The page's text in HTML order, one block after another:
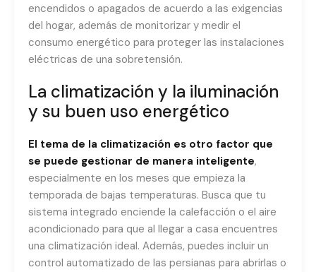
encendidos o apagados de acuerdo a las exigencias
del hogar, además de monitorizar y medir el
consumo energético para proteger las instalaciones
eléctricas de una sobretensión.
La climatización y la iluminación
y su buen uso energético
El tema de la climatización es otro factor que
se puede gestionar de manera inteligente,
especialmente en los meses que empieza la
temporada de bajas temperaturas. Busca que tu
sistema integrado enciende la calefacción o el aire
acondicionado para que al llegar a casa encuentres
una climatización ideal. Además, puedes incluir un
control automatizado de las persianas para abrirlas o